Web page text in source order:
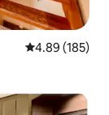
औसत रेटिंग 5 में से
4.89 (185)